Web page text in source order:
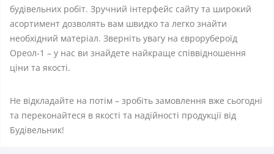
будівельних робіт. Зручний інтерфейс сайту та широкий
асортимент дозволять вам швидко та легко знайти
необхідний матеріал. Зверніть увагу на єврорубероїд
Ореол-1 – у нас ви знайдете найкраще співвідношення
ціни та якості.
Не відкладайте на потім – зробіть замовлення вже сьогодні
та переконайтеся в якості та надійності продукції від
Будівельник!